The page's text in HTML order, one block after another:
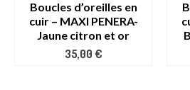
Boucles d’oreilles en
cuir – MAXI PENERA-
Jaune citron et or
35,00 €